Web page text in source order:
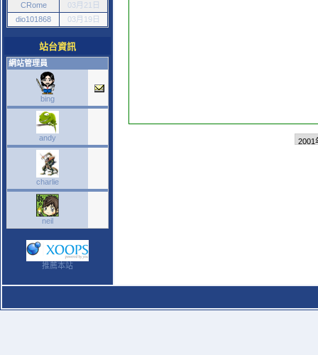
CRome
03月21日
dio101868
03月19日
站台資訊
網站管理員
bing
andy
charlie
neil
推薦本站